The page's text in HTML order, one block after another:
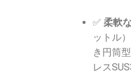
✅柔軟
ットル
き円筒
レス